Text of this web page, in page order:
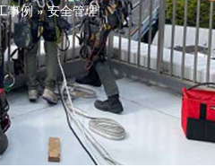
事例»安全管理